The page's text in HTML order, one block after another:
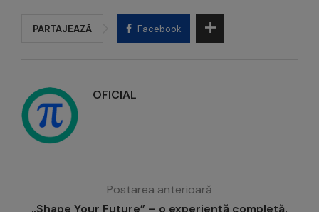
PARTAJEAZĂ Facebook
OFICIAL
Postarea anterioară
„Shape Your Future” – o experiență completă,